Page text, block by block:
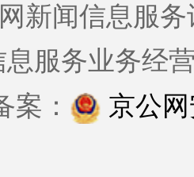
新闻信息服务
息服务业务经
案：
京公网